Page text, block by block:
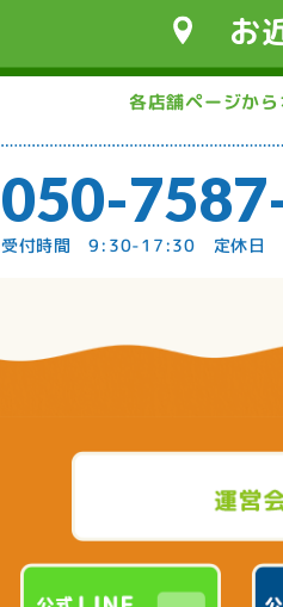
お
各店舗ページか
050-
受付時間 9:30-17:30 定休日